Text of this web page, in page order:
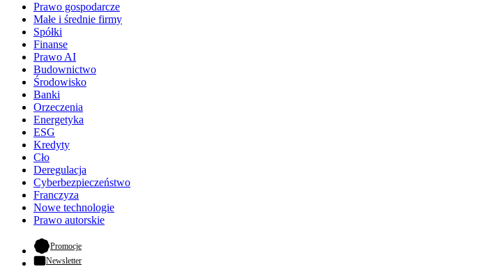
Prawo gospodarcze
Małe i średnie firmy
Spółki
Finanse
Prawo AI
Budownictwo
Środowisko
Banki
Orzeczenia
Energetyka
ESG
Kredyty
Cło
Deregulacja
Cyberbezpieczeństwo
Franczyza
Nowe technologie
Prawo autorskie
Promocje- otwiera się w nowej karcie
Newsletter